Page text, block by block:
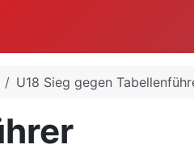
U18 Sieg gegen